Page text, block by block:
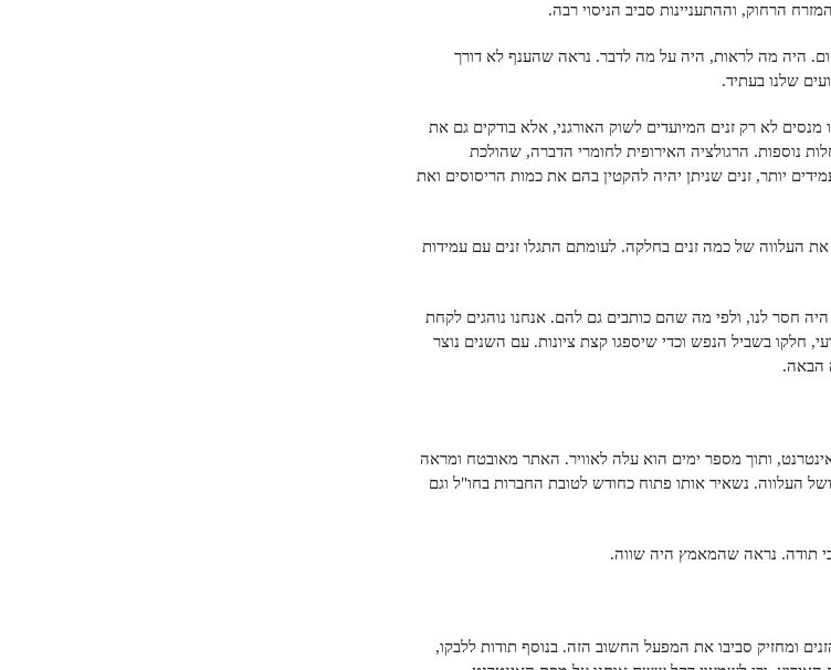
הרחוק, וההתעניינות סביב הניסוי רבה.
ואנשים מהתחום. היה מה לראות, היה על מה לדבר. נראה שהענף לא דורך
שלנו בעתיד.
לא רק זנים המיועדים לשוק האורגני, אלא בודקים גם את
נוספות. הרגולציה האירופית לחומרי הדברה, שהולכת
יותר, זנים שניתן יהיה להקטין בהם את כמות הריסוסים ואת
העלווה של כמה זנים בחלקה. לעומתם התגלו זנים עם עמידות
חסר לנו, ולפי מה שהם כותבים גם להם. אנחנו נוהגים לקחת
חלקו בשביל הנפש וכדי שיספגו קצת ציונות. עם השנים נוצר
הבאה.
ותוך מספר ימים הוא עלה לאוויר. האתר מאובטח ומראה
העלווה. נשאיר אותו פתוח כחודש לטובת החברות בחו"ל וגם
תודה. נראה שהמאמץ היה שווה.
ומחזיק סביבו את המפעל החשוב הזה. בנוסף תודות ללבקו,